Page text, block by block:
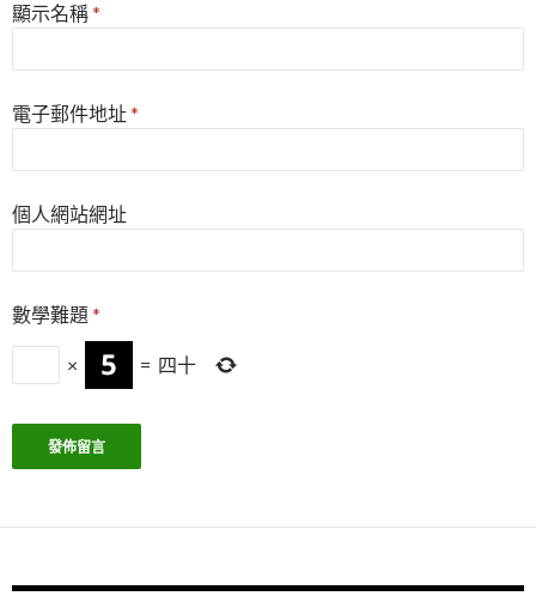
顯示名稱*
電子郵件地址*
個人網站網址
數學難題*
× = 四十